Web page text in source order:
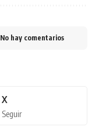
No hay comentarios
X
Seguir